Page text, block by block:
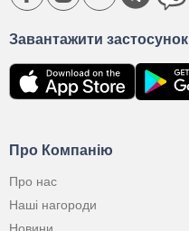
Про Компанію
Про нас
Наші нагороди
Завантажити застосунок